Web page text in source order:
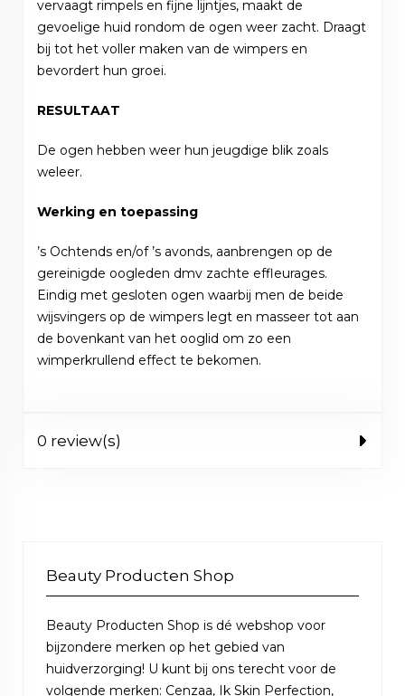
vervaagt rimpels en fijne lijntjes, maakt de
gevoelige huid rondom de ogen weer zacht. Draagt
bij tot het voller maken van de wimpers en
bevordert hun groei.
RESULTAAT
De ogen hebben weer hun jeugdige blik zoals
weleer.
Werking en toepassing
’s Ochtends en/of ’s avonds, aanbrengen op de
gereinigde oogleden dmv zachte effleurages.
Eindig met gesloten ogen waarbij men de beide
wijsvingers op de wimpers legt en masseer tot aan
de bovenkant van het ooglid om zo een
wimperkrullend effect te bekomen.
0 review(s)
Beauty Producten Shop
Beauty Producten Shop is dé webshop voor
bijzondere merken op het gebied van
huidverzorging! U kunt bij ons terecht voor de
volgende merken: Cenzaa, Ik Skin Perfection,